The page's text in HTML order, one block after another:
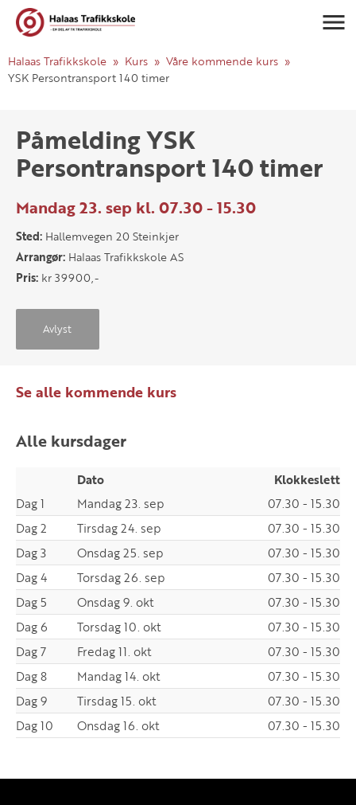
Halaas Trafikkskole Kurs
Våre kommende kurs
YSK Persontransport 140 timer
Påmelding YSK
Persontransport 140 timer
Mandag 23. sep kl. 07.30 - 15.30
Sted: Hallemvegen 20 Steinkjer
Arrangør: Halaas Trafikkskole AS
Pris: kr 39900,-
Avlyst
Se alle kommende kurs
Alle kursdager
Dato
Klokkeslett
Dag 1
Mandag 23. sep
07.30 - 15.30
Dag 2
Tirsdag 24. sep
07.30 - 15.30
Dag 3
Onsdag 25. sep
07.30 - 15.30
Dag 4
Torsdag 26. sep
07.30 - 15.30
Dag 5
Onsdag 9. okt
07.30 - 15.30
Dag 6
Torsdag 10. okt
07.30 - 15.30
Dag 7
Fredag 11. okt
07.30 - 15.30
Dag 8
Mandag 14. okt
07.30 - 15.30
Dag 9
Tirsdag 15. okt
07.30 - 15.30
Dag 10
Onsdag 16. okt 07.30 - 15.30